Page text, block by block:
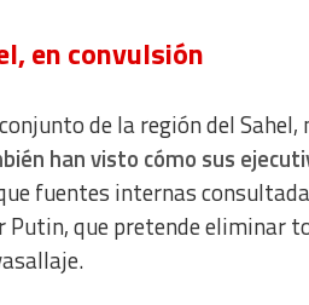
en convulsión
de la región del Sahel,
han visto cómo sus
fuentes internas
Putin, que pretende
requested